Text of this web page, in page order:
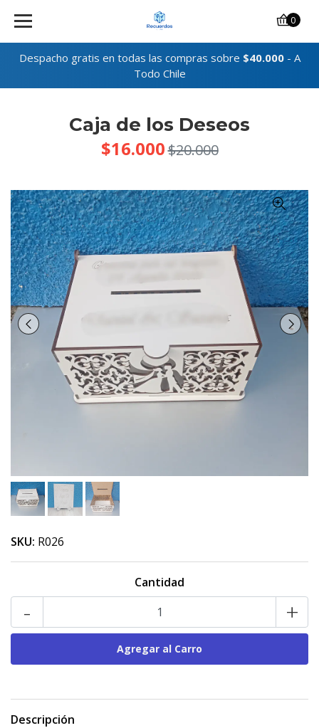
Despacho gratis en todas las compras sobre $40.000- A
Todo Chile
0
Caja de los Deseos
$16.000$20.000
SKU: R026
Cantidad
- +
Descripción